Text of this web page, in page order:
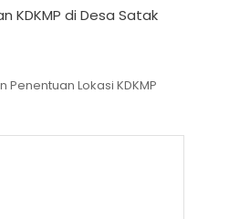
di Desa Satak
Penentuan Lokasi KDKMP